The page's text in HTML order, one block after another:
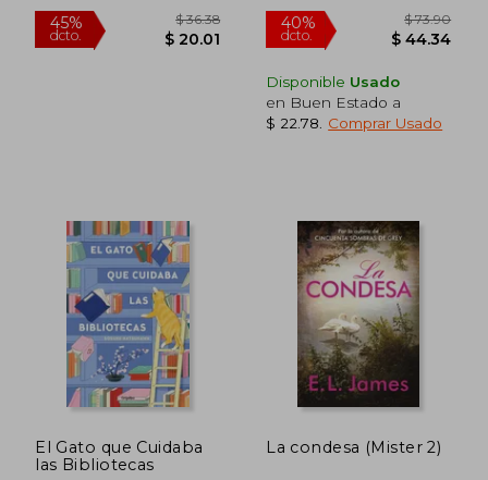
45%
dcto.
$ 54.77 45%
Disponible Usado
en Buen Estado a
$ 22.78
Comprar Usado
El Gato que Cuidaba
las Bibliotecas
La condesa (Mister 2)